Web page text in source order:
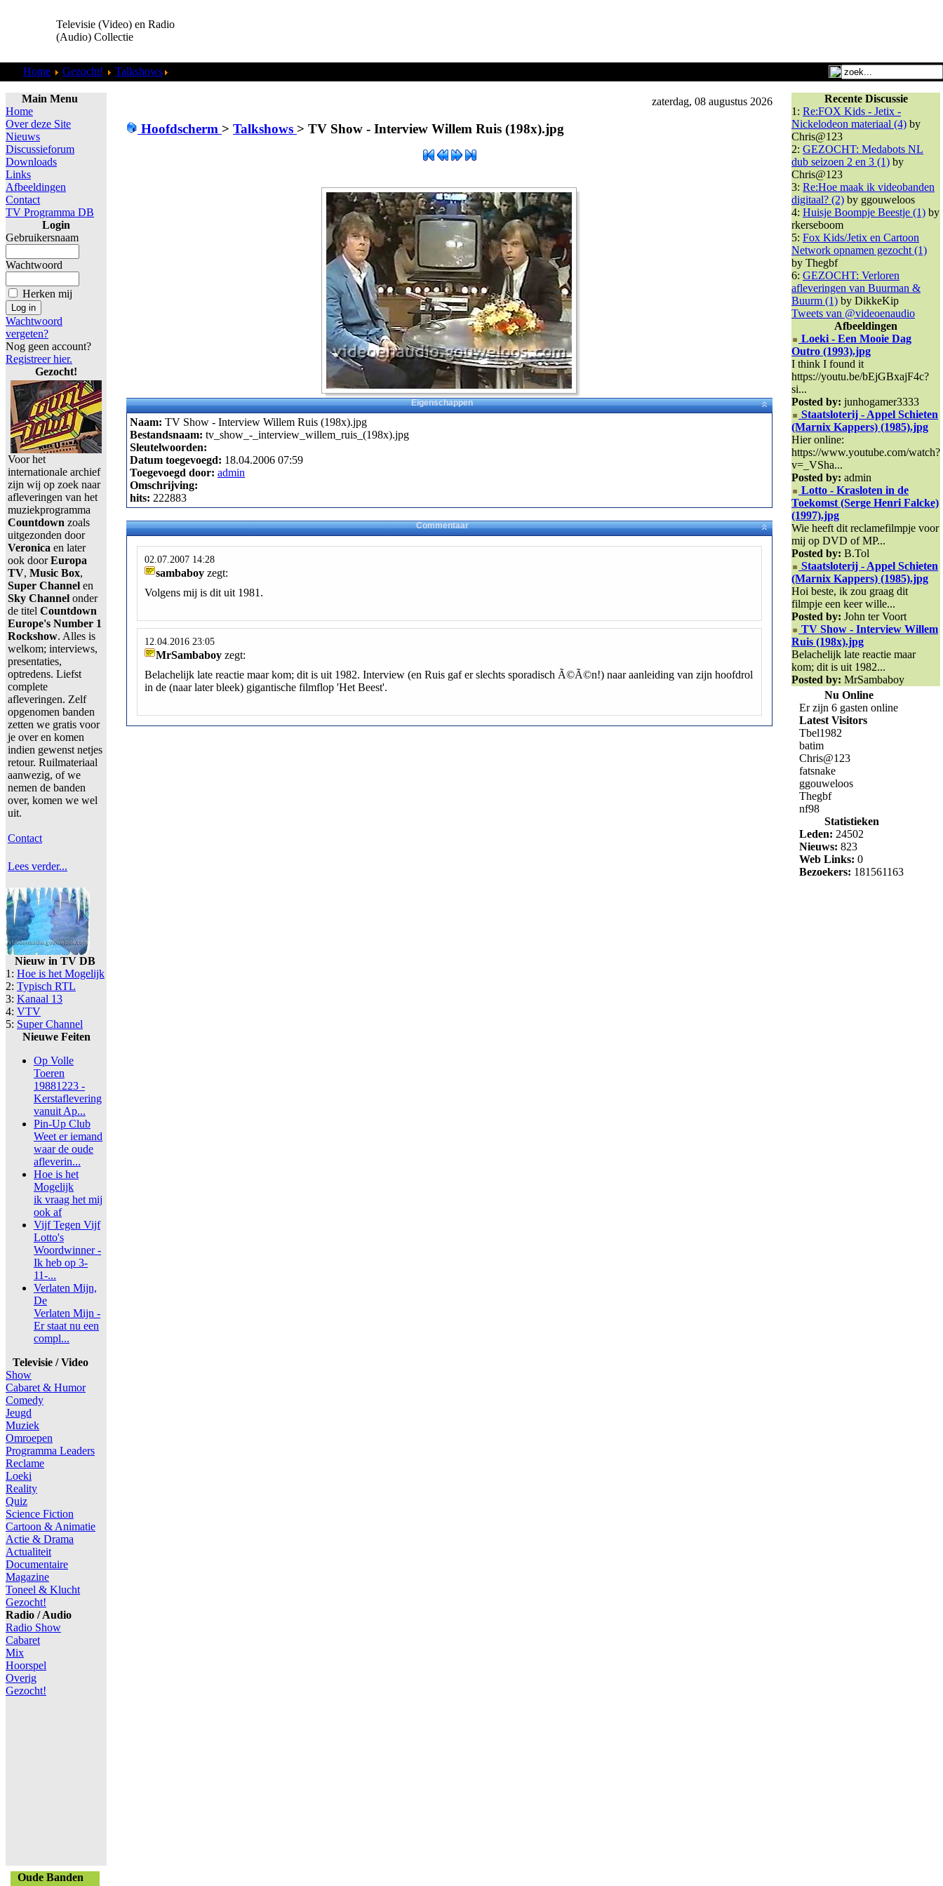
Televisie (Video) en Radio
(Audio) Collectie
Home Gezocht! Talkshows
Main Menu
Home
Over deze Site
Nieuws
Discussieforum
Downloads
Links
Afbeeldingen
Contact
TV Programma DB
Login
Gebruikersnaam
Wachtwoord
Herken mij
Wachtwoord
vergeten?
Nog geen account?
Registreer hier.
Gezocht!
Voor het
internationale archief
zijn wij op zoek naar
afleveringen van het
muziekprogramma
Countdown zoals
uitgezonden door
Veronica en later
ook doorEuropa
TV, Music Box,
Super Channel en
Sky Channel onder
de titel Countdown
Europe's Number 1
Rockshow. Alles is
welkom; interviews,
presentaties,
optredens. Liefst
complete
afleveringen. Zelf
opgenomen banden
zetten we gratis voor
je over en komen
indien gewenst netjes
retour. Ruilmateriaal
aanwezig, of we
nemen de banden
over, komen we wel
uit.
Contact
Lees verder...
Nieuw in TV DB
1: Hoe is het Mogelijk
2: Typisch RTL
3: Kanaal 13
4: VTV
5: Super Channel
Nieuwe Feiten
Op Volle
Toeren
19881223 -
Kerstaflevering
vanuit Ap...
Pin-Up Club
Weet er iemand
waar de oude
afleverin...
Hoe is het
Mogelijk
ik vraag het mij
ook af
Vijf Tegen Vijf
Lotto's
Woordwinner -
Ik heb op 3-
11-...
Verlaten Mijn,
De
Verlaten Mijn -
Er staat nu een
compl...
Televisie / Video
Show
Cabaret & Humor
Comedy
Jeugd
Muziek
Omroepen
Programma Leaders
Reclame
Loeki
Reality
Quiz
Science Fiction
Cartoon & Animatie
Actie & Drama
Actualiteit
Documentaire
Magazine
Toneel & Klucht
Gezocht!
Radio / Audio
Radio Show
Cabaret
Mix
Hoorspel
Overig
Gezocht!
Oude Banden
zaterdag, 08 augustus 2026
Hoofdscherm > Talkshows > TV Show - Interview Willem Ruis (198x).jpg
Eigenschappen
Naam: TV Show - Interview Willem Ruis (198x).jpg
Bestandsnaam: tv_show_-_interview_willem_ruis_(198x).jpg
Sleutelwoorden:
Datum toegevoegd: 18.04.2006 07:59
Toegevoegd door: admin
Omschrijving:
hits: 222883
Commentaar
02.07.2007 14:28
sambaboy zegt:
Volgens mij is dit uit 1981.
12.04.2016 23:05
MrSambaboy zegt:
Belachelijk late reactie maar kom; dit is uit 1982. Interview (en Ruis gaf er slechts sporadisch Ã©Ã©n!) naar aanleiding van zijn hoofdrol
in de (naar later bleek) gigantische filmflop 'Het Beest'.
Recente Discussie
1: Re:FOX Kids - Jetix -
Nickelodeon materiaal (4) by
Chris@123
2: GEZOCHT: Medabots NL
dub seizoen 2 en 3 (1) by
Chris@123
3: Re:Hoe maak ik videobanden
digitaal? (2) by ggouweloos
4: Huisje Boompje Beestje (1) by
rkerseboom
5: Fox Kids/Jetix en Cartoon
Network opnamen gezocht (1)
by Thegbf
6: GEZOCHT: Verloren
afleveringen van Buurman &
Buurm (1) by DikkeKip
Tweets van @videoenaudio
Afbeeldingen
Loeki - Een Mooie Dag
Outro (1993).jpg
I think I found it
https://youtu.be/bEjGBxajF4c?
si...
Posted by: junhogamer3333
Staatsloterij - Appel Schieten
(Marnix Kappers) (1985).jpg
Hier online:
https://www.youtube.com/watch?
v=_VSha...
Posted by: admin
Lotto - Krasloten in de
Toekomst (Serge Henri Falcke)
(1997).jpg
Wie heeft dit reclamefilmpje voor
mij op DVD of MP...
Posted by: B.Tol
Staatsloterij - Appel Schieten
(Marnix Kappers) (1985).jpg
Hoi beste, ik zou graag dit
filmpje een keer wille...
Posted by: John ter Voort
TV Show - Interview Willem
Ruis (198x).jpg
Belachelijk late reactie maar
kom; dit is uit 1982...
Posted by: MrSambaboy
Nu Online
Er zijn 6 gasten online
Latest Visitors
Tbel1982
batim
Chris@123
fatsnake
ggouweloos
Thegbf
nf98
Statistieken
Leden: 24502
Nieuws: 823
Web Links: 0
Bezoekers: 181561163